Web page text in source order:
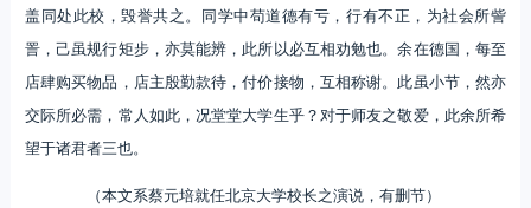
盖同处此校，毁誉共之。同学中苟道德有亏，行有不正，为社会所訾
詈，己虽规行矩步，亦莫能辨，此所以必互相劝勉也。余在德国，每至
店肆购买物品，店主殷勤款待，付价接物，互相称谢。此虽小节，然亦
交际所必需，常人如此，况堂堂大学生乎？对于师友之敬爱，此余所希
望于诸君者三也。
（本文系蔡元培就任北京大学校长之演说，有删节）